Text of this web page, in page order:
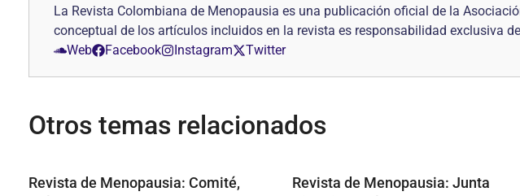
La Revista Colombiana de Menopausia es una publicación oficial de la
conceptual de los artículos incluidos en la revista es responsabilidad exclusiva
Web
Facebook Instagram Twitter
Otros temas relacionados
Revista de Menopausia: Comité,
Revista de Menopausia: Junta